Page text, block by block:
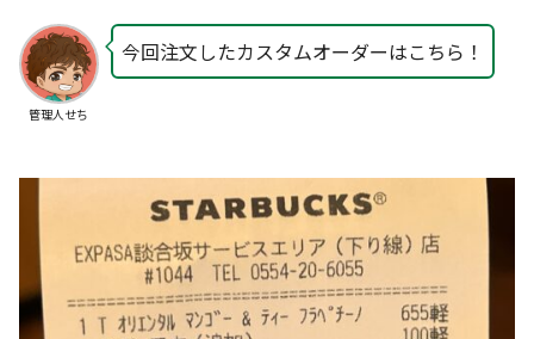
管理人せち
今回注文したカスタムオーダーはこちら！